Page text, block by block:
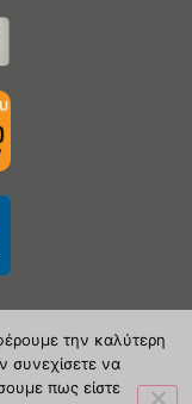
την καλύτερη
συνεχίσετε να
πως είστε